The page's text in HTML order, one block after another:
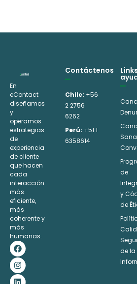
i
c
t
n
a
t
i
v
e
:
En
eContact
diseñamos
y
operamos
estrategias
de
experiencia
de cliente
que hacen
cada
interacción
más
eficiente,
más
coherente y
más
humanas.
F
a
c
e
b
I
n
s
t
a
L
i
n
k
e
Y
o
u
t
u
Contáctenos
Chile: +56
2 2756
6262
Perú: +51 1
6358614
Sana
de
y
de
de la